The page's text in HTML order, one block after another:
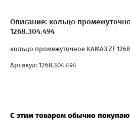
Описание: кольцо
1268.304.494
кольцо промежуточное КАМАЗ ZF
Артикул: 1268.304.494
С этим товаром обычно